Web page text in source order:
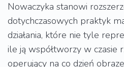
Nowaczyka stanowi
dotychczasowych praktyk
działania, które nie tyle
ile ją współtworzy w czasie
operujący na co dzień